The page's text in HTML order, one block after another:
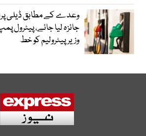
وعدے کے مطابق ڈیلی
جائزہ لیا جائے، پیٹرول
وزیرپیٹرولیم کو خط